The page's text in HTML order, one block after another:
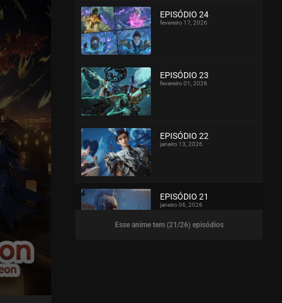
EPISÓDIO 24
fevereiro 17, 2026
EPISÓDIO 23
fevereiro 01, 2026
EPISÓDIO 22
janeiro 13, 2026
ASSISTIDO
EPISÓDIO 21
janeiro 06, 2026
Esse anime tem (21/26) episódios